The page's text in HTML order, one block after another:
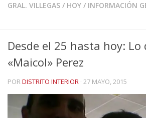
GRAL. VILLEGAS / HOY / INFORMACIÓN
Desde el 25 hasta hoy: Lo
«Maicol» Perez
PORDISTRITO INTERIOR · 27 MAYO, 2015